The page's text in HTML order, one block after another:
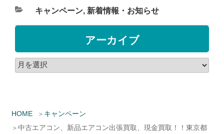
HOME
キャンペーン
中古エアコン、新品エアコン出張買取、現金買取！！東京都
キャンペーン, 新着情報・お知らせ
アーカイブ